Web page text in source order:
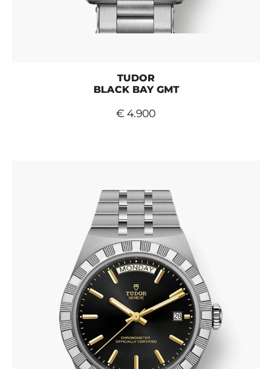
TUDOR
BLACK BAY GMT
€ 4.900